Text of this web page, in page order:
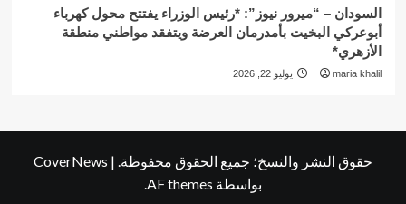
السودان – “ميرور نيوز”: *رئيس الوزراء يفتتح محول كهرباء
أبوعركي البخيت بأمدرمان العرضة ويتفقد مواطني منطقة
الأزهري*
maria khalil يوليو 22, 2026
حقوق النشر والنسخ؛ جميع الحقوق محفوظة. |
CoverNews
بواسطة AF themes.